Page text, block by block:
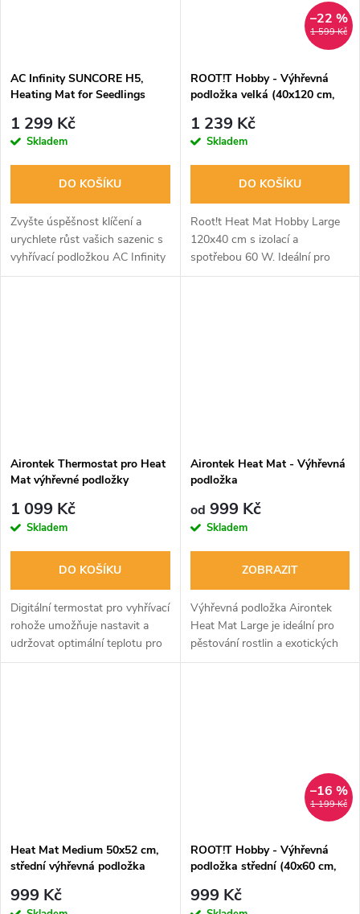
AC Infinity SUNCORE H5,
Heating Mat for Seedlings
Controller, 50.8cm x 52.7cm
1 299 Kč
Skladem
DO KOŠÍKU
Zvyšte úspěšnost klíčení a
urychlete růst vašich sazenic s
vyhřívací podložkou AC Infinity
SUNCORE H5. Digitální ovladač
1 599 Kč
–22 %
ROOT!T Hobby - Výhřevná
podložka velká (40x120 cm,
1 239 Kč
Skladem
DO KOŠÍKU
Root!t Heat Mat Hobby Large
120x40 cm s izolací a
spotřebou 60 W. Ideální pro
mladé rostliny a použití s Root!t
Airontek Thermostat pro Heat
Mat výhřevné podložky
1 099 Kč
Skladem
DO KOŠÍKU
Digitální termostat pro vyhřívací
rohože umožňuje nastavit a
udržovat optimální teplotu pro
zakořenění, což urychluje růst
Airontek Heat Mat - Výhřevná
podložka
od 999 Kč
Skladem
ZOBRAZIT
Výhřevná podložka Airontek
Heat Mat Large je ideální pro
pěstování rostlin a exotických
zvířat v teráriích. Pomáhá
Heat Mat Medium 50x52 cm,
střední výhřevná podložka
999 Kč
1 199 Kč
–16 %
ROOT!T Hobby - Výhřevná
podložka střední (40x60 cm,
999 Kč